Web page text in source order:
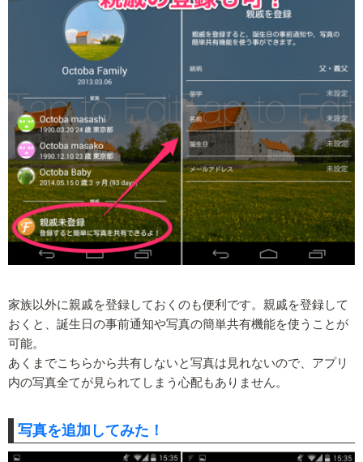
家族以外に親戚を登録しておくのも便利です。親戚を登録して
おくと、誕生日の事前通知や写真の簡単共有機能を使うことが
可能。
あくまでこちらから共有しないと写真は見れないので、アプリ
内の写真全てが見られてしまう心配もありません。
写真を追加してみた！